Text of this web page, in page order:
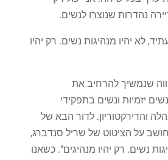
נהדרות שנוצרו לנשים.
לא יהיו מנהיגות נשים. רק יהיו
שנמשיך להרחיב את
יזמיות ונשים בתפקידי
והדירקטוריון. לדור הבא של
חושב על הציטוט של שריל סנדברג,
נשים. רק יהיו מנהיגים". כשאנו